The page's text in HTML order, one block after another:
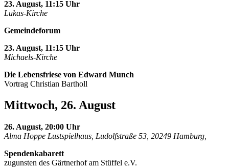
23. August, 11:15 Uhr
Lukas-Kirche
Gemeindeforum
23. August, 11:15 Uhr
Michaels-Kirche
Die Lebensfriese von Edward Munch
Vortrag Christian Bartholl
Mittwoch, 26. August
26. August, 20:00 Uhr
Alma Hoppe Lustspielhaus, Ludolfstraße 53, 20249 Hamburg,
Spendenkabarett
zugunsten des Gärtnerhof am Stüffel e.V.